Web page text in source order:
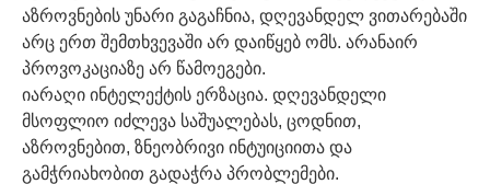
აზროვნების უნარი გაგაჩნია, დღევანდელ ვითარებაში
არც ერთ შემთხვევაში არ დაიწყებ ომს. არანაირ
პროვოკაციაზე არ წამოეგები.
იარაღი ინტელექტის ერზაცია. დღევანდელი
მსოფლიო იძლევა საშუალებას, ცოდნით,
აზროვნებით, ზნეობრივი ინტუიციითა და
გამჭრიახობით გადაჭრა პრობლემები.